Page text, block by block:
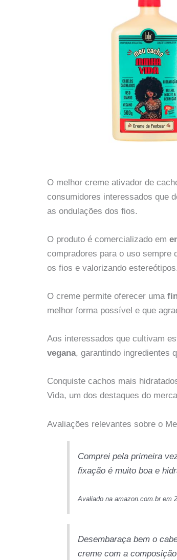
O melhor creme ativador de
consumidores interessados que
as ondulações dos fios.
O produto é comercializado em
compradores para o uso sempre
os fios e valorizando estereótipos.
O creme permite oferecer uma
melhor forma possível e que
Aos interessados que cultivam
vegana, garantindo ingredientes
Conquiste cachos mais
Vida, um dos destaques do
Avaliações relevantes sobre o
Comprei pela primeira
fixação é muito boa e
Avaliado na amazon.com.br em
Desembaraça bem o
creme com a